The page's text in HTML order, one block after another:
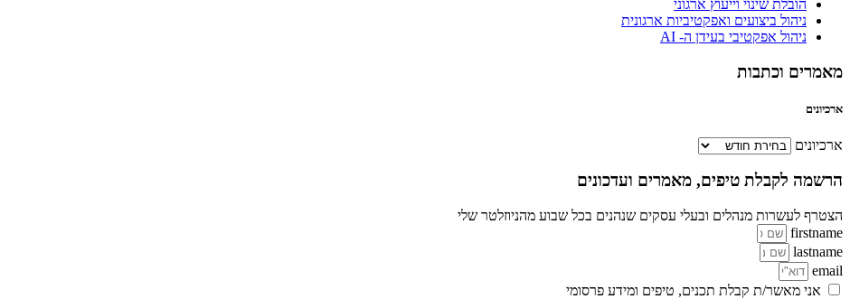
הובלת שינוי וייעוץ ארגוני
ניהול ביצועים ואפקטיביות ארגונית
ניהול אפקטיבי בעידן ה- AI
מאמרים וכתבות
ארכיונים
ארכיונים
הרשמה לקבלת טיפים, מאמרים ועדכונים
הצטרף לעשרות מנהלים ובעלי עסקים שנהנים בכל שבוע מהניוזלטר שלי
firstname
lastname
email
אני מאשר/ת קבלת תכנים, טיפים ומידע פרסומי